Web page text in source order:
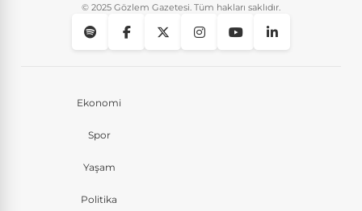
© 2025 Gözlem Gazetesi. Tüm hakları saklıdır.
Ekonomi
Spor
Yaşam
Politika